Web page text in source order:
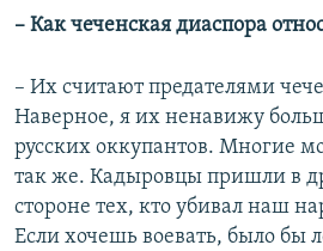
– Как чеченская диаспора
– Их считают предателями
Наверное, я их ненавижу
русских оккупантов. Многие
так же. Кадыровцы пришли в
стороне тех, кто убивал наш
Если хочешь воевать, было бы